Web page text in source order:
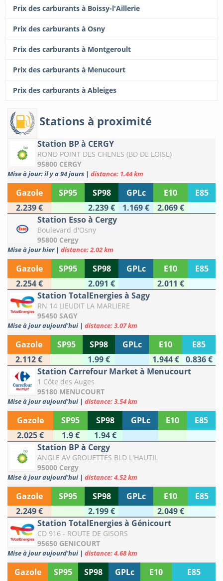
Prix des carburants à Boissy-l'Aillerie
Prix des carburants à Osny
Prix des carburants à Montgeroult
Prix des carburants à Menucourt
Prix des carburants à Ableiges
Stations à proximité
Station BP à CERGY
ROND POINT DES CHENES (BD DE LOISE)
95800 CERGY
Mise à jour: il y a 94 jours | distance: 1.44 km
Gazole SP95 SP98 GPLc E10
E85
2.239 €
2.239 € 1.169 €
2.069 €
Station Esso à Cergy
Boulevard d'Osny
95800 Cergy
Mise à jour hier | distance: 2.02 km
Gazole SP95 SP98 GPLc E10
E85
2.254 €
2.091 €
2.011 €
Station TotalEnergies à Sagy
RN 14 LIEUDIT LA MARLIERE
95450 SAGY
Mise à jour aujourd'hui | distance: 3.07 km
Gazole SP95 SP98 GPLc E10
E85
2.112 €
1.99 € 1.944 €
0.836 €
Station Carrefour Market à Menucourt
1 Côte des Auges
95180 MENUCOURT
Mise à jour aujourd'hui | distance: 3.54 km
Gazole SP95 SP98 GPLc E10
E85
2.025 €
1.9 €
1.94 €
Station BP à Cergy
ANGLE AV GROUETTES BLD L'HAUTIL
95000 Cergy
Mise à jour aujourd'hui | distance: 4.52 km
Gazole SP95 SP98 GPLc E10
E85
2.249 €
2.199 €
2.049 €
Station TotalEnergies à Génicourt
CD 916 - ROUTE DE GISORS
95650 GENICOURT
Mise à jour aujourd'hui | distance: 4.68 km
Gazole SP95 SP98 GPLc E10
E85